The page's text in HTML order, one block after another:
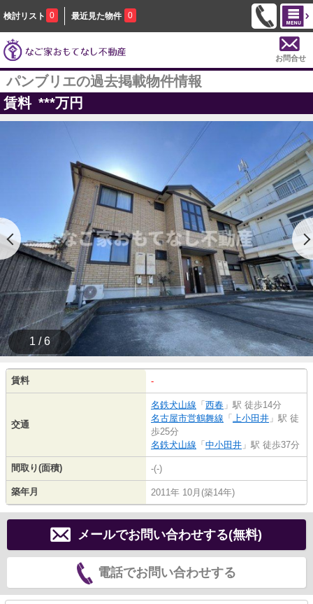
検討リスト 0 最近見た物件 0
お問合せ
パンブリエの過去掲載物件情報
賃料 ***万円
1 / 6
賃料 -
交通
名鉄犬山線 「 西春 」駅 徒歩14分
名古屋市営鶴舞線 「 上小田井 」駅 徒
歩25分
名鉄犬山線 「 中小田井 」駅 徒歩37分
間取り(面積) -(-)
築年月 2011年 10月(築14年)
メールでお問い合わせする(無料)
電話でお問い合わせする